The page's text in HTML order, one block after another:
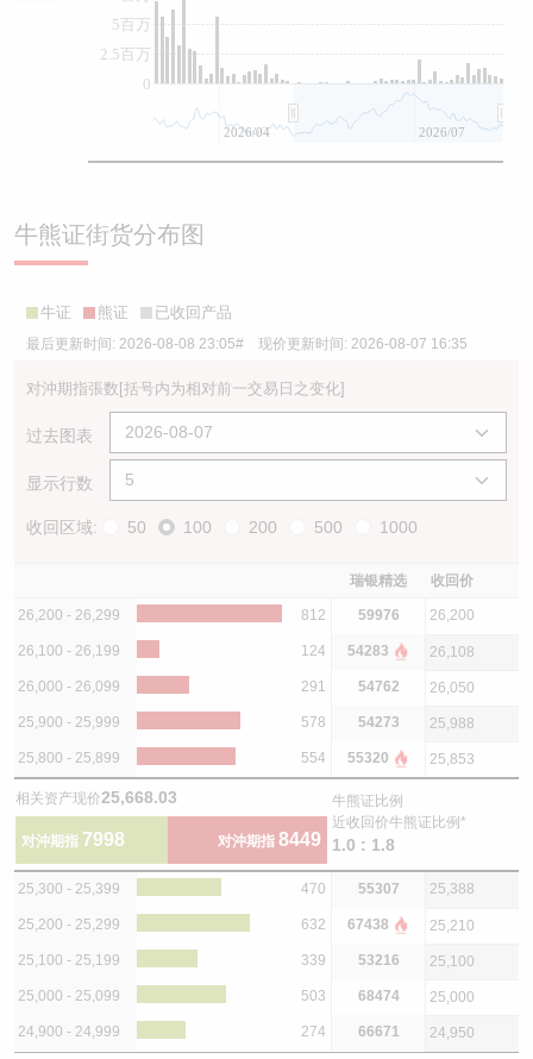
0
2.5百万
5百万
2026/04 2026/07
牛熊证街货分布图
牛证 熊证 已收回产品
最后更新时间: 2026-08-08 23:05# 现价更新时间: 2026-08-07 16:35
对沖期指張数[括号内为相对前一交易日之变化]
过去图表
显示行数
收回区域: 50 100 200 500 1000
瑞银精选 收回价
26,200 - 26,299 812 59976 26,200
26,100 - 26,199 124 54283 26,108
26,000 - 26,099 291 54762 26,050
25,900 - 25,999 578 54273 25,988
25,800 - 25,899 554 55320 25,853
相关资产现价25,668.03
对沖期指 7998 对沖期指 8449
牛熊证比例
近收回价牛熊证比例*
1.0 : 1.8
25,300 - 25,399 470 55307 25,388
25,200 - 25,299 632 67438 25,210
25,100 - 25,199 339 53216 25,100
25,000 - 25,099 503 68474 25,000
24,900 - 24,999 274 66671 24,950